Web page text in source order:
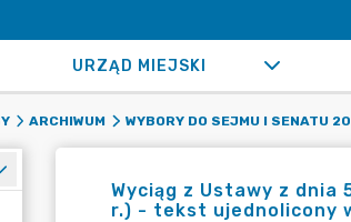
URZĄD MIEJSKI
ARCHIWUM WYBORY DO SEJMU I SENATU
Wyciąg z Ustawy z dnia
r.) - tekst ujednolicony